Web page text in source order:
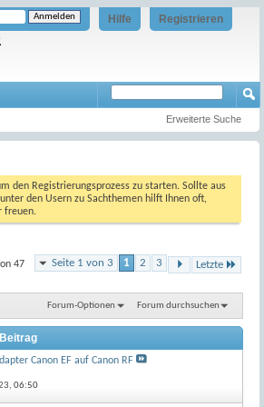
Registrieren
Hilfe
Erweiterte Suche
den Registrierungsprozess zu starten. Sollte aus
den Usern zu Sachthemen hilft Ihnen oft,
freuen.
Seite 1 von 3 1 2 3 Letzte
47
Forum-Optionen Forum durchsuchen
Canon EF auf Canon RF
06:50